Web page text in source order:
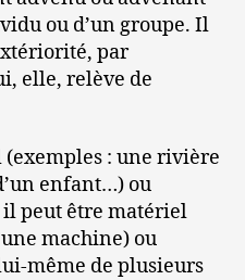
ou d’un groupe. Il
par
elle, relève de
: une rivière
enfant…) ou
il peut être matériel
machine) ou
même de plusieurs